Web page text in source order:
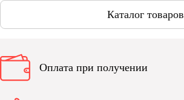
Каталог товаров
Оплата при получении